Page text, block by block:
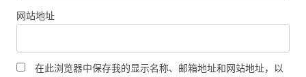
网站地址
在此浏览器中保存我的显示名称、邮箱地址和网站地址，以